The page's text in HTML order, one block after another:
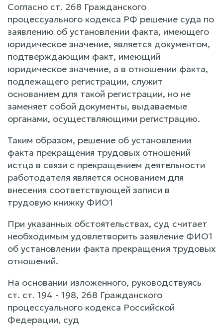
Согласно ст. 268 Гражданского
процессуального кодекса РФ решение суда по
заявлению об установлении факта, имеющего
юридическое значение, является документом,
подтверждающим факт, имеющий
юридическое значение, а в отношении факта,
подлежащего регистрации, служит
основанием для такой регистрации, но не
заменяет собой документы, выдаваемые
органами, осуществляющими регистрацию.
Таким образом, решение об установлении
факта прекращения трудовых отношений
истца в связи с прекращением деятельности
работодателя является основанием для
внесения соответствующей записи в
трудовую книжку ФИО1
При указанных обстоятельствах, суд считает
необходимым удовлетворить заявление ФИО1
об установлении факта прекращения трудовых
отношений.
На основании изложенного, руководствуясь
ст. ст. 194 - 198, 268 Гражданского
процессуального кодекса Российской
Федерации, суд